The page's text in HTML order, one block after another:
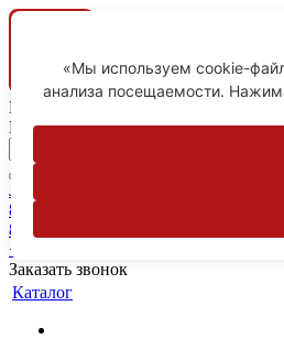
Ваш город
Пятигорск
Личный кабинет
8-800-775-59-89
8-800-775-59-89
+7 918 754-83-77
Заказать звонок
Каталог
«Мы используем cookie-
анализа посещаемости.